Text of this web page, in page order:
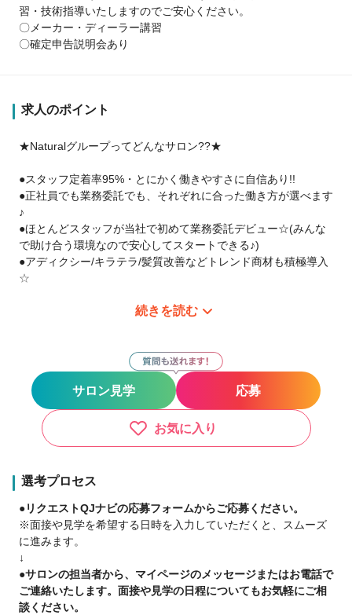
習・技術指導いたしますのでご安心ください。
〇メーカー・ディーラー講習
〇確定申告説明会あり
求人のポイント
★Naturalグループってどんなサロン??★
●スタッフ定着率95%・とにかく働きやすさに自信あり!!
●正社員でも業務委託でも、それぞれに合った働き方が選べます
♪
●ほとんどスタッフが当社で初めて業務委託デビュー☆(みんな
で助け合う環境なので安心してスタートできる♪)
●アディクシー/キラテラ/髪質改善などトレンド商材も積極導入
☆
★安心の保障制度！！日給1万5000円~♪
保証給33万円（月22日実施）
保証給24万円（月16日実施）
●平均月収35万円!最高月収80万円!
●勤続年数によって歩合率UP⤴⤴⤴☆
●シフト制でプラーベートも充実♪
●女性スタッフも多数活躍中♪(女性比率70%)
●FC(フランチャイズ)独立支援制度あり!(FCオーナー4名輩出実
績)
●充実の社会保険完備
●確定申告説明会あり
★今後も続々新店舗オープンのためチャンス多数★
続きを読む
サロン見学 応募
お気に入り
選考プロセス
●リクエストQJナビの応募フォームからご応募ください。
※面接や見学を希望する日時を入力していただくと、スムーズ
に進みます。
↓
●サロンの担当者から、マイページのメッセージまたはお電話で
ご連絡いたします。面接や見学の日程についてもお気軽にご相
談ください。